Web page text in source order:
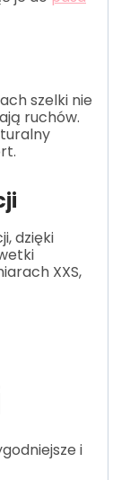
szelki nie
ruchów.
dzięki
XXS,
i